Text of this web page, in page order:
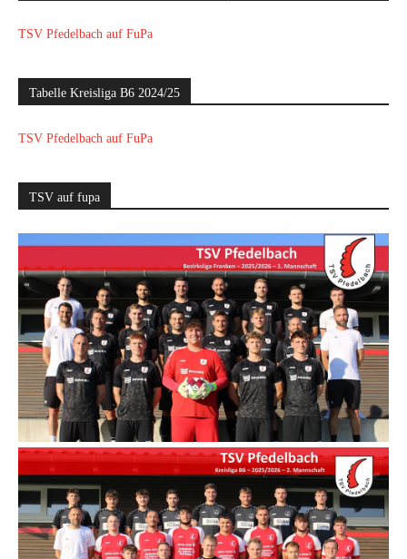
TSV Pfedelbach auf FuPa
Tabelle Kreisliga B6 2024/25
TSV Pfedelbach auf FuPa
TSV auf fupa